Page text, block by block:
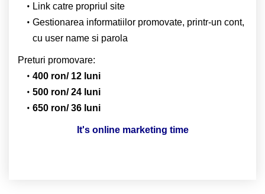
Link catre propriul site
Gestionarea informatiilor promovate, printr-un cont,
cu user name si parola
Preturi promovare:
400 ron/ 12 luni
500 ron/ 24 luni
650 ron/ 36 luni
It's online marketing time